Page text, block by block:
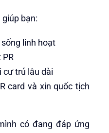
bạn:
linh hoạt
PR
cư trú lâu dài
card và xin quốc tịch
có đang đáp ứng